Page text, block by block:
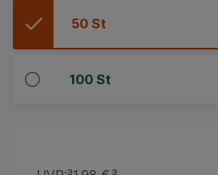
50 St
100 St